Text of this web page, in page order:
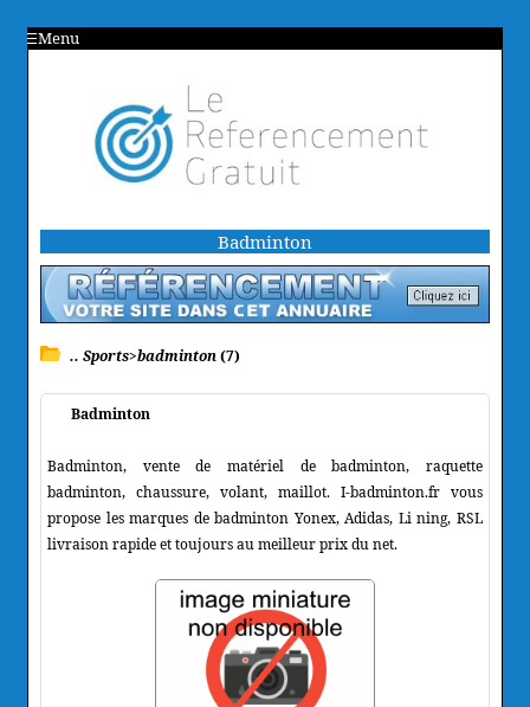
Menu
Badminton
.. Sports>badminton(7)
Badminton
Badminton, vente de matériel de badminton, raquette
badminton, chaussure, volant, maillot. I-badminton.fr vous
propose les marques de badminton Yonex, Adidas, Li ning, RSL
livraison rapide et toujours au meilleur prix du net.